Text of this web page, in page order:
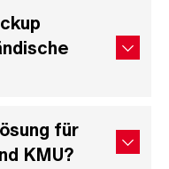
für
KMU?